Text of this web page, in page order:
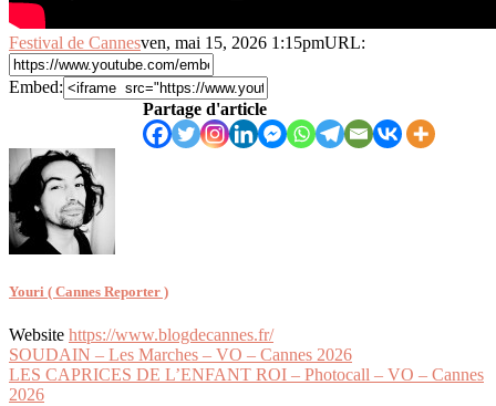
Festival de Cannesven, mai 15, 2026 1:15pmURL:
Embed:
Partage d'article
Youri ( Cannes Reporter )
Website https://www.blogdecannes.fr/
Navigation
de
SOUDAIN – Les Marches – VO – Cannes 2026
LES CAPRICES DE L’ENFANT ROI – Photocall – VO – Cannes
2026